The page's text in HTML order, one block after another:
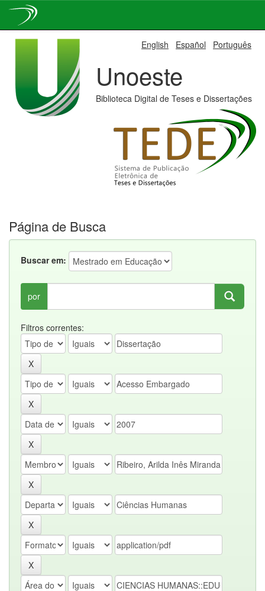
English Español Português
Unoeste
Biblioteca Digital de Teses e Dissertações
Página de Busca
Buscar em:
por
Filtros correntes: